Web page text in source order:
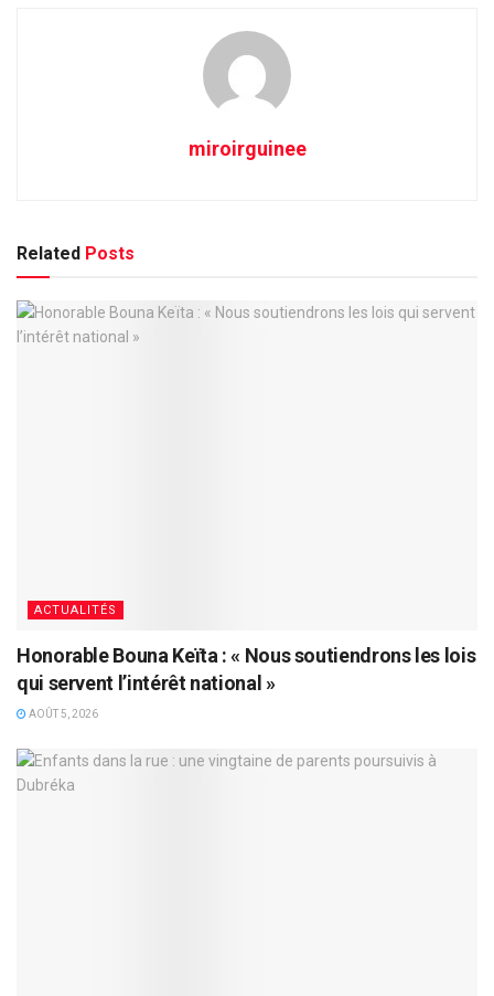
miroirguinee
Related Posts
ACTUALITÉS
Honorable Bouna Keïta : « Nous soutiendrons les lois
qui servent l’intérêt national »
AOÛT 5, 2026